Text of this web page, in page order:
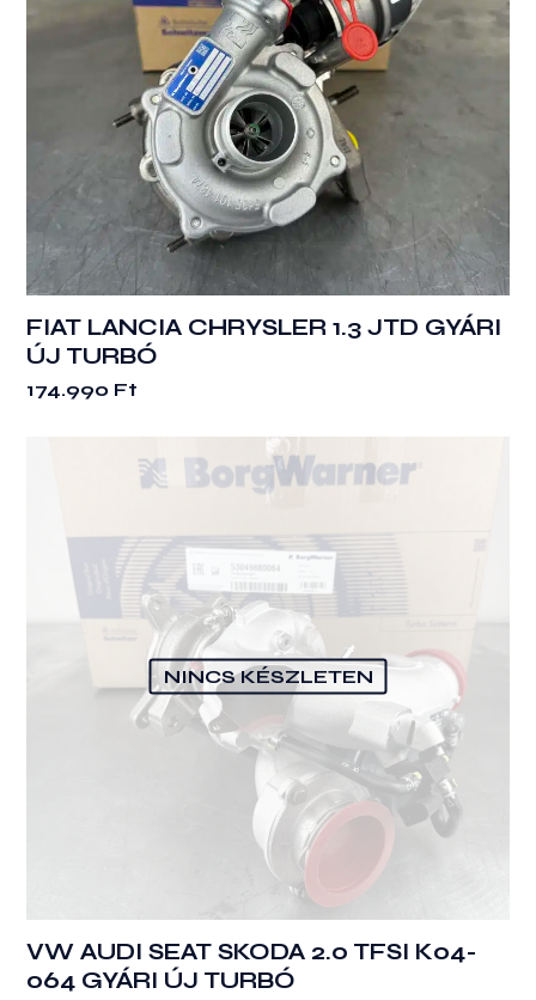
FIAT LANCIA CHRYSLER 1.3 JTD GYÁRI
ÚJ TURBÓ
174.990 Ft
NINCS KÉSZLETEN
VW AUDI SEAT SKODA 2.0 TFSI K04-
064 GYÁRI ÚJ TURBÓ